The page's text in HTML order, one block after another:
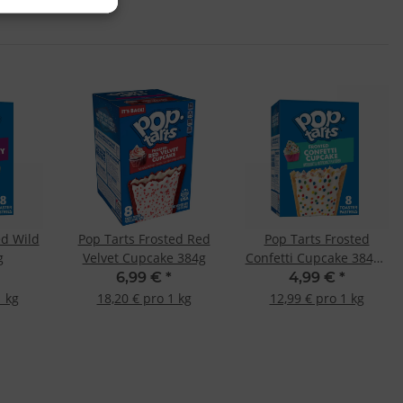
Wild
kg
Pop Tarts Frosted Red
Velvet Cupcake 384g
6,99 € *
18,20 € pro 1 kg
Pop Tarts Frosted
Confetti Cupcake 384g -
MHD: 19.02.2025-
4,99 € *
12,99 € pro 1 kg